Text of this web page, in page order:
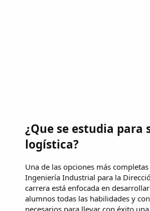
¿Que se estudia para
logística?
Una de las opciones más completas
Ingeniería Industrial para la
carrera está enfocada en
alumnos todas las habilidades y
necesarios para llevar con éxito